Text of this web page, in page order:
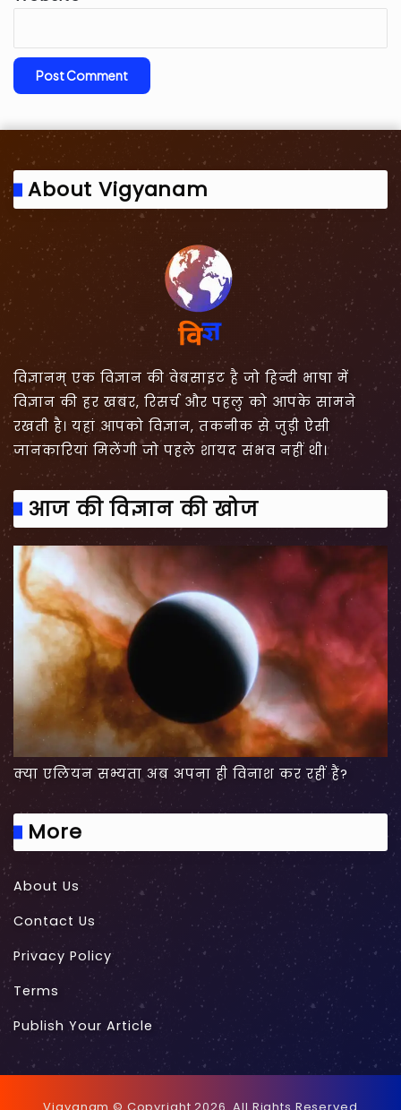
About Vigyanam
विज्ञानम् एक विज्ञान की वेबसाइट है जो हिन्दी भाषा में
विज्ञान की हर खबर, रिसर्च और पहलु को आपके सामने
रखती है। यहां आपको विज्ञान, तकनीक से जुड़ी ऐसी
जानकारियां मिलेंगी जो पहले शायद संभव नहीं थी।
आज की विज्ञान की खोज
क्या एलियन सभ्यता अब अपना ही विनाश कर रहीं हैं?
More
About Us
Contact Us
Privacy Policy
Terms
Publish Your Article